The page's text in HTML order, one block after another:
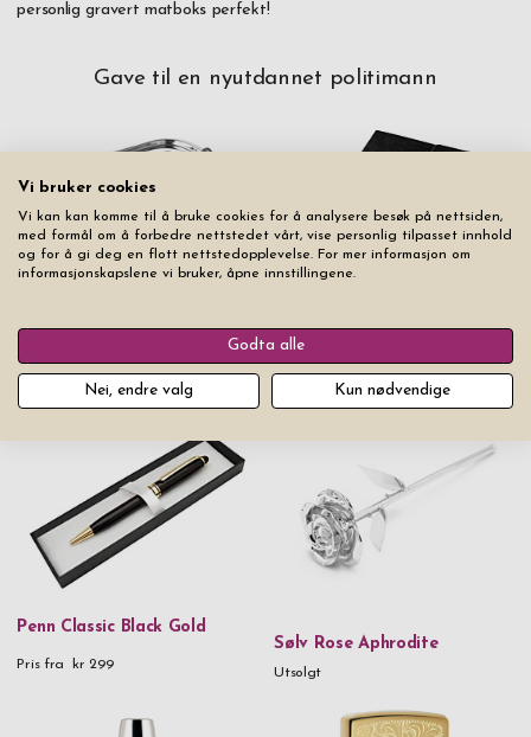
personlig gravert matboks perfekt!
Gave til en nyutdannet politimann
Matboks Vildmark Rustfritt
Pris fra kr 499
Notatbok Vasco Økolær
Svart
kr 499
Penn Classic Black Gold
Pris fra kr 299
Sølv Rose Aphrodite
Utsolgt
Vi bruker cookies
Vi kan kan komme til å bruke cookies for å analysere besøk på nettsiden,
med formål om å forbedre nettstedet vårt, vise personlig tilpasset innhold
og for å gi deg en flott nettstedopplevelse. For mer informasjon om
informasjonskapslene vi bruker, åpne innstillingene.
Godta alle
Nei, endre valg Kun nødvendige